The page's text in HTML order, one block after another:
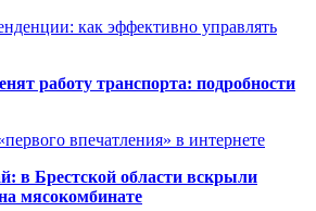
как эффективно управлять
работу транспорта: подробности
впечатления» в интернете
в Брестской области вскрыли
мясокомбинате